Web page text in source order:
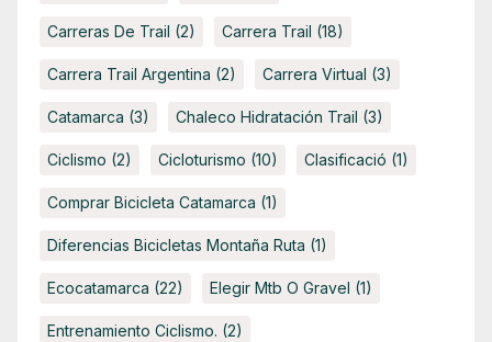
Carreras De Trail (2) Carrera Trail (18)
Carrera Trail Argentina (2) Carrera Virtual (3)
Catamarca (3) Chaleco Hidratación Trail (3)
Ciclismo (2) Cicloturismo (10) Clasificació (1)
Comprar Bicicleta Catamarca (1)
Diferencias Bicicletas Montaña Ruta (1)
Ecocatamarca (22) Elegir Mtb O Gravel (1)
Entrenamiento Ciclismo. (2)